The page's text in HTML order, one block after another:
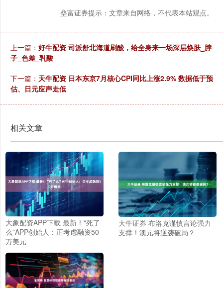
垒富证券提示：文章来自网络，不代表本站观点。
上一篇： 好牛配资 司派舒北海道刷酸，给全身来一场深层焕肤_脖
子_色差_乳酸
下一篇： 天牛配资 日本东京7月核心CPI同比上涨2.9% 数据低于预
估、日元应声走低
相关文章
大象配资APP下载 最新！“死了
么”APP创始人：正考虑融资50
万美元
大牛证券 布洛克谨慎言论强力
支撑！澳元将逆袭破局？